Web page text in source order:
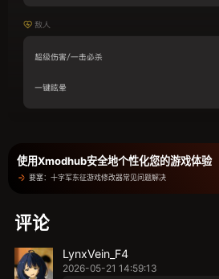
使用Xmodhub安全地个性化您的游戏体验
要塞：十字军东征游戏修改器常见问题解决
评论
LynxVein_F4
2026-05-21 14:59:13